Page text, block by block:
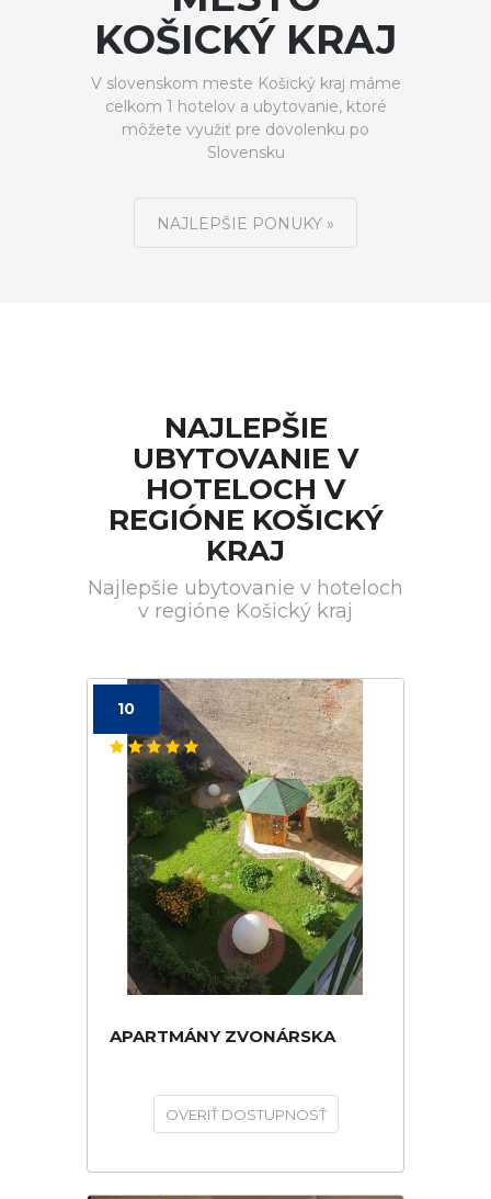
KOŠICKÝ KRAJ
V slovenskom meste Košický kraj máme
celkom 1 hotelov a ubytovanie, ktoré
môžete využiť pre dovolenku po
Slovensku
NAJLEPŠIE PONUKY »
NAJLEPŠIE
UBYTOVANIE V
HOTELOCH V
REGIÓNE KOŠICKÝ
KRAJ
Najlepšie ubytovanie v hoteloch
v regióne Košický kraj
10
APARTMÁNY ZVONÁRSKA
OVERIŤ DOSTUPNOSŤ